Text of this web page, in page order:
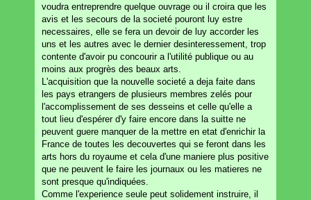
voudra entreprendre quelque ouvrage ou il croira que les
avis et les secours de la societé pouront luy estre
necessaires, elle se fera un devoir de luy accorder les
uns et les autres avec le dernier desinteressement, trop
contente d'avoir pu concourir a l'utilité publique ou au
moins aux progrès des beaux arts.
L'acquisition que la nouvelle societé a deja faite dans
les pays etrangers de plusieurs membres zelés pour
l'accomplissement de ses desseins et celle qu'elle a
tout lieu d'espérer d'y faire encore dans la suitte ne
peuvent guere manquer de la mettre en etat d'enrichir la
France de toutes les decouvertes qui se feront dans les
arts hors du royaume et cela d'une maniere plus positive
que ne peuvent le faire les journaux ou les matieres ne
sont presque qu'indiquées.
Comme l'experience seule peut solidement instruire, il